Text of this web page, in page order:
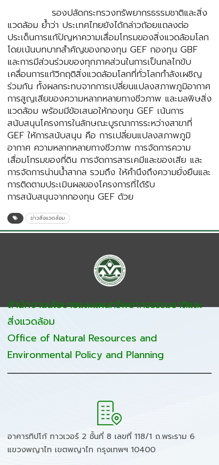
รองปลัดกระทรวงทรัพยากรธรรมชาติและสิ่ง
แวดล้อม ย้ำว่า ประเทศไทยยังได้กล่าวถ้อยแถลงต่อ
ประเด็นการแก้ปัญหาความเสื่อมโทรมของสิ่งแวดล้อมโลก
โดยเน้นบทบาทสำคัญของกองทุน GEF กองทุน GBF
และการมีส่วนร่วมของทุกภาคส่วนในการเป็นกลไกขับ
เคลื่อนการแก้วิกฤติสิ่งแวดล้อมโลกที่ทั่วโลกกำลังเผชิญ
ร่วมกัน ทั้งผลกระทบจากการเปลี่ยนแปลงสภาพภูมิอากาศ
การสูญเสียของความหลากหลายทางชีวภาพ และมลพิษสิ่ง
แวดล้อม พร้อมมีข้อเสนอให้กองทุน GEF เน้นการ
สนับสนุนโครงการในลักษณะบูรณาการระหว่างสาขาที่
GEF ให้การสนับสนุน คือ การเปลี่ยนแปลงสภาพภูมิ
อากาศ ความหลากหลายทางชีวภาพ การจัดการความ
เสื่อมโทรมของที่ดิน การจัดการสารเคมีและของเสีย และ
การจัดการน่านน้ำสากล รวมถึง ให้คำนึงถึงความยั่งยืนและ
การติดตามประเมินผลของโครงการที่ได้รับ
การสนับสนุนจากกองทุน GEF ด้วย
ข่าวสิ่งแวดล้อม
สำนักงานนโยบายและแผนทรัพยากรธรรมชาติและ
สิ่งแวดล้อม
Office of Natural Resources and
Environmental Policy and Planning
อาคารทิปโก้ ทาวเวอร์ 2 ชั้นที่ 8 เลขที่ 118/1 ถ.พระราม 6
แขวงพญาไท เขตพญาไท กรุงเทพฯ 10400